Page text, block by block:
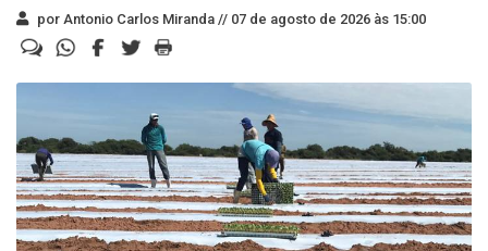
por Antonio Carlos Miranda // 07 de agosto de 2026 às 15:00